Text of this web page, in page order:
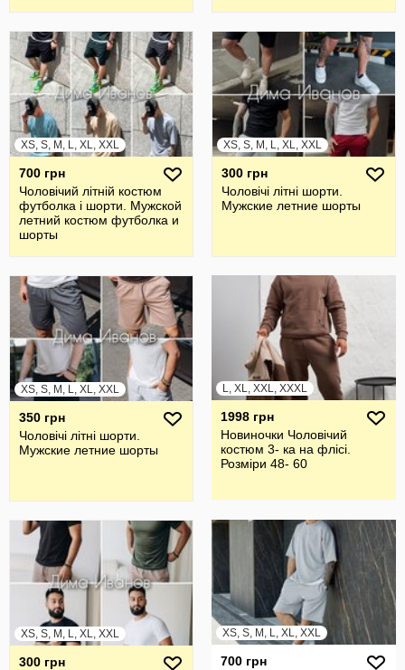
XS, S, M, L, XL, XXL
700 грн
Чоловічий літній костюм
футболка і шорти. Мужской
летний костюм футболка и
шорты
XS, S, M, L, XL, XXL
300 грн
Чоловічі літні шорти.
Мужские летние шорты
XS, S, M, L, XL, XXL
350 грн
Чоловічі літні шорти.
Мужские летние шорты
L, XL, XXL, XXXL
1998 грн
Новиночки Чоловічий
костюм 3- ка на флісі.
Розміри 48- 60
XS, S, M, L, XL, XXL
300 грн
XS, S, M, L, XL, XXL
700 грн